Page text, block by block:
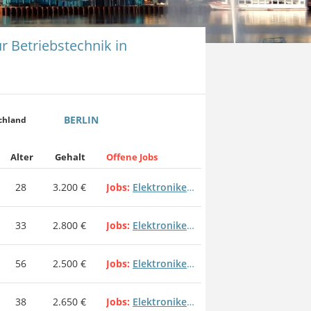
Betriebstechnik in
BERLIN
Alter Gehalt Offene Jobs
28 3.200 € Jobs Elektroniker Betriebstechnik
33 2.800 € Jobs Elektroniker Betriebstechnik
56 2.500 € Jobs Elektroniker Betriebstechnik
38 2.650 € Jobs Elektroniker Betriebstechnik